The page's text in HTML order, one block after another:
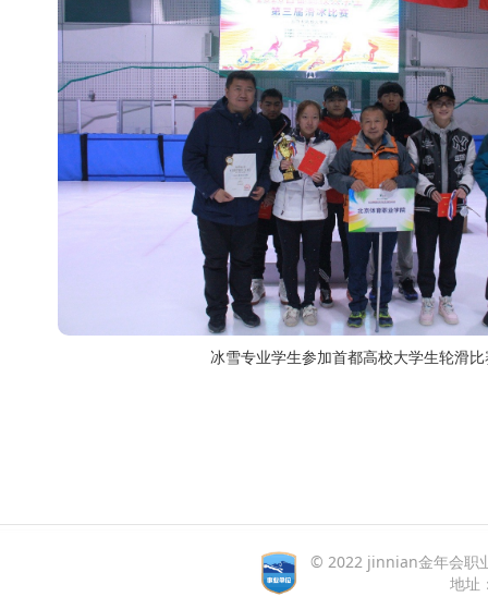
冰雪专业学生参加首都高校大学生轮滑
© 2022 jinnian金年会职
地址